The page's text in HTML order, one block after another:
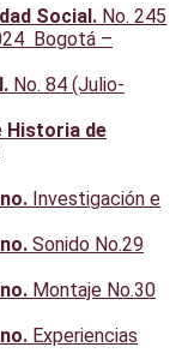
Social. No. 245
Bogotá –
No. 84 (Julio-
Historia de
Investigación e
Sonido No.29
Montaje No.30
Experiencias